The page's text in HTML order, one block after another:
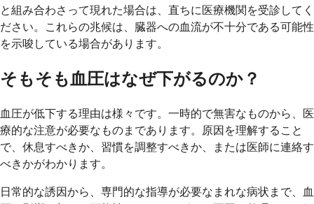
と組み合わさって現れた場合は、直ちに医療機関を受診してく
ださい。これらの兆候は、臓器への血流が不十分である可能性
を示唆している場合があります。
そもそも血圧はなぜ下がるのか？
血圧が低下する理由は様々です。一時的で無害なものから、医
療的な注意が必要なものまであります。原因を理解すること
で、休息すべきか、習慣を調整すべきか、または医師に連絡す
べきかがわかります。
日常的な誘因から、専門的な指導が必要なまれな病状まで、血